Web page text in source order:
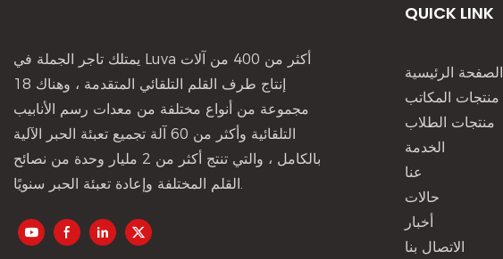
يمتلك تاجر الجملة في Luva أكثر من 400 من آلات
إنتاج طرف القلم التلقائي المتقدمة ، وهناك 18
مجموعة من أنواع مختلفة من معدات رسم الأنابيب
التلقائية وأكثر من 60 آلة تجميع تعبئة الحبر الآلية
بالكامل ، والتي تنتج أكثر من 2 مليار وحدة من نصائح
QUICK LINK
الصفحة الرئيسية
منتجات المكاتب
منتجات الطلاب
الخدمة
عنا
حالات
أخبار
الاتصال بنا